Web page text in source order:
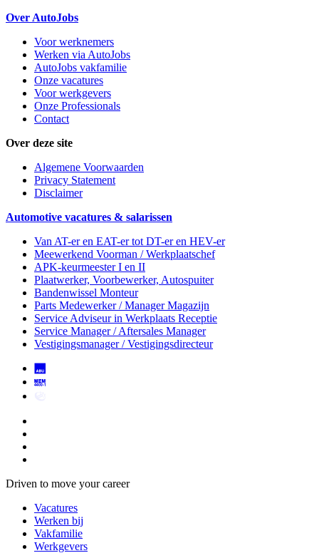
Over AutoJobs
Voor werknemers
Werken via AutoJobs
AutoJobs vakfamilie
Onze vacatures
Voor werkgevers
Onze Professionals
Contact
Over deze site
Algemene Voorwaarden
Privacy Statement
Disclaimer
Automotive vacatures & salarissen
Van AT-er en EAT-er tot DT-er en HEV-er
Meewerkend Voorman / Werkplaatschef
APK-keurmeester I en II
Plaatwerker, Voorbewerker, Autospuiter
Bandenwissel Monteur
Parts Medewerker / Manager Magazijn
Service Adviseurin Werkplaats Receptie
Service Manager / Aftersales Manager
Vestigingsmanager / Vestigingsdirecteur
Driven to move your career
Vacatures
Werken bij
Vakfamilie
Werkgevers